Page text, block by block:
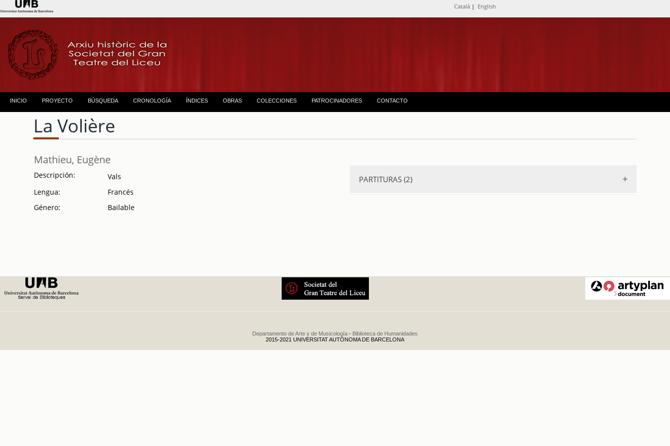
Català | English
INICIO PROYECTO BÚSQUEDA CRONOLOGÍA ÍNDICES OBRAS COLECCIONES PATROCINADORES CONTACTO
La Volière
Mathieu, Eugène
Descripción:
Vals
Lengua:
Francés
Género:
Bailable
PARTITURAS (2)
Departamento de Arte y de Musicología - Biblioteca de Humanidades
2015-2021 UNIVERSITAT AUTÒNOMA DE BARCELONA